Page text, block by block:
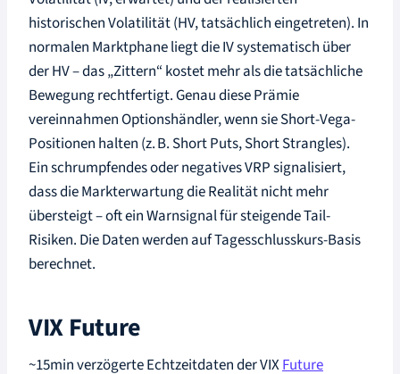
historischen Volatilität (HV, tatsächlich eingetreten). In
normalen Marktphane liegt die IV systematisch über
der HV – das „Zittern“ kostet mehr als die tatsächliche
Bewegung rechtfertigt. Genau diese Prämie
vereinnahmen Optionshändler, wenn sie Short-Vega-
Positionen halten (z. B. Short Puts, Short Strangles).
Ein schrumpfendes oder negatives VRP signalisiert,
dass die Markterwartung die Realität nicht mehr
übersteigt – oft ein Warnsignal für steigende Tail-
Risiken. Die Daten werden auf Tagesschlusskurs-Basis
berechnet.
VIX Future
~15min verzögerte Echtzeitdaten der VIXFuture